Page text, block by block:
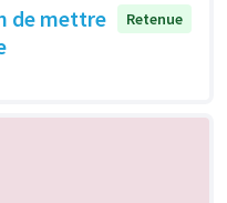
de mettre
Retenue